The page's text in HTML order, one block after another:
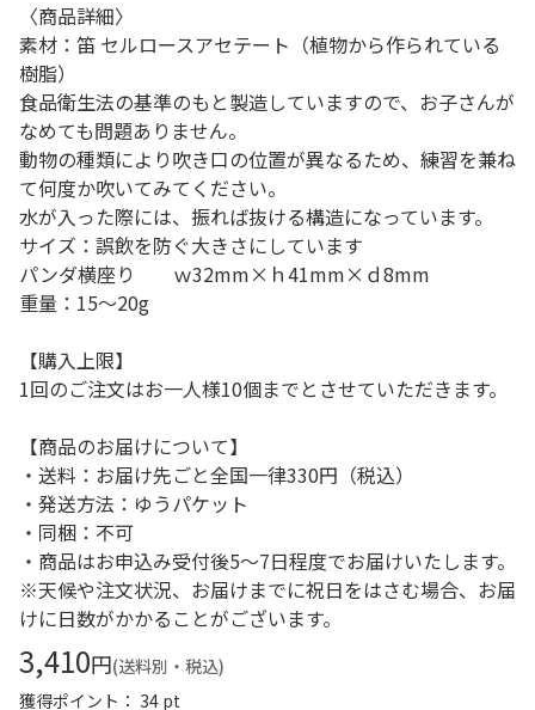
〈商品詳細〉
素材：笛 セルロースアセテート（植物から作られている
樹脂）
食品衛生法の基準のもと製造していますので、お子さんが
なめても問題ありません。
動物の種類により吹き口の位置が異なるため、練習を兼ね
て何度か吹いてみてください。
水が入った際には、振れば抜ける構造になっています。
サイズ：誤飲を防ぐ大きさにしています
パンダ横座り ｗ32mm×ｈ41mm×ｄ8mm
重量：15～20g
【購入上限】
1回のご注文はお一人様10個までとさせていただきます。
【商品のお届けについて】
・送料：お届け先ごと全国一律330円（税込）
・発送方法：ゆうパケット
・同梱：不可
・商品はお申込み受付後5～7日程度でお届けいたします。
※天候や注文状況、お届けまでに祝日をはさむ場合、お届
けに日数がかかることがございます。
3,410円(送料別・税込)
獲得ポイント： 34 pt